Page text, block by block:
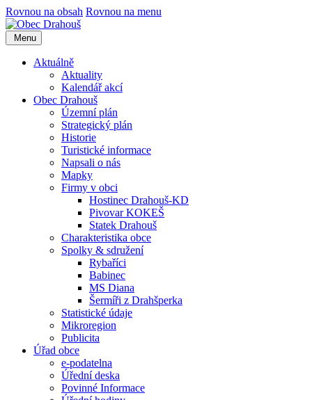
Rovnou na obsah Rovnou na menu
Menu
Aktuálně
Aktuality
Kalendář akcí
Obec Drahouš
Územní plán
Strategický plán
Historie
Turistické informace
Napsali o nás
Mapky
Firmy v obci
Hostinec Drahouš-KD
Pivovar KOKEŠ
Statek Drahouš
Charakteristika obce
Spolky & sdružení
Rybaříci
Babinec
MS Diana
Šermíři z Drahšperka
Statistické údaje
Mikroregion
Publicita
Úřad obce
e-podatelna
Úřední deska
Povinné Informace